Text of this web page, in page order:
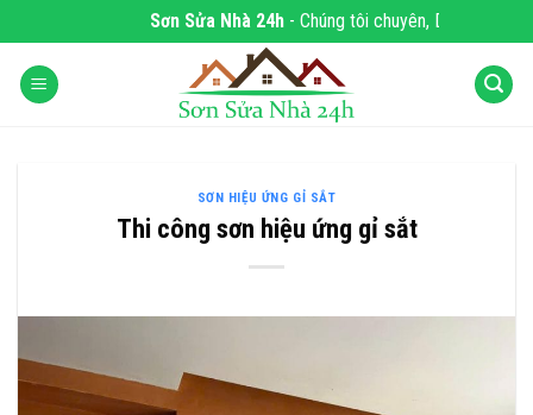
to
content
Sơn Sửa Nhà 24h- Chúng tôi chuyên, DỊCH VỤ SƠN
SƠN HIỆU ỨNG GỈ SẮT
Thi công sơn hiệu ứng gỉ sắt